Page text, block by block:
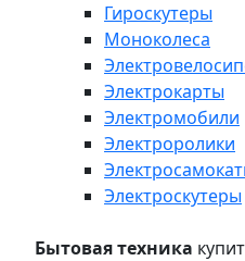
Гироскутеры
Моноколеса
Электрокарты
Электромобили
Электроролики
Электроскутеры
Бытовая техника